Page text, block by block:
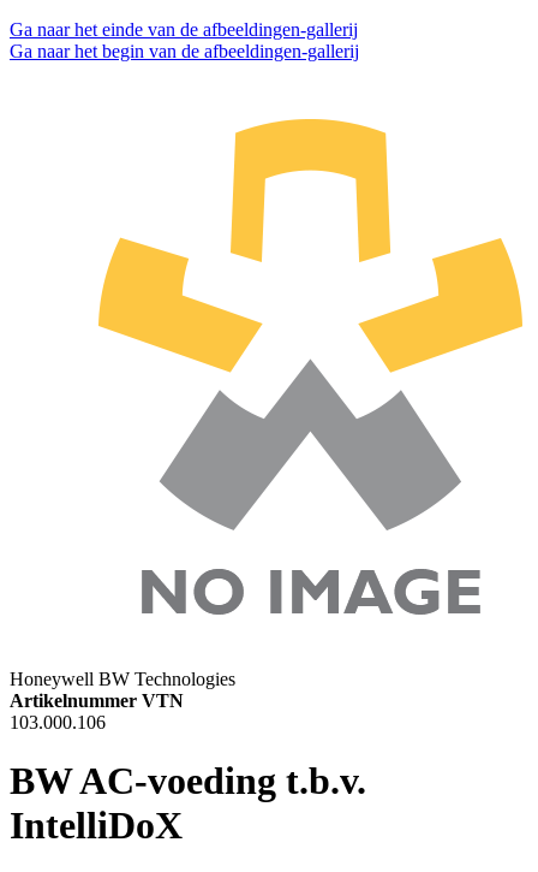
Ga naar het einde van de afbeeldingen-gallerij
Ga naar het begin van de afbeeldingen-gallerij
Honeywell BW Technologies
Artikelnummer VTN
103.000.106
BW AC-voeding t.b.v.
IntelliDoX